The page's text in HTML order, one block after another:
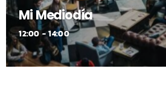
Mi Mediodía
12:00 - 14:00